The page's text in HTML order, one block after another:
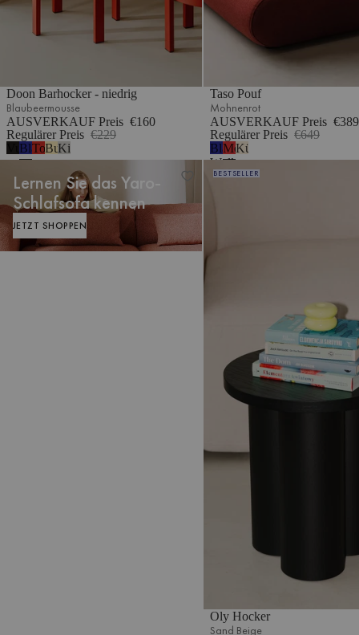
Doon Barhocker - niedrig
Blaubeermousse
AUSVERKAUF Preis €160
Regulärer Preis €229
Vulkanschwarz
Blaubeermousse
Tomatenrot
Buttergelb
Kieselgrau
Taso Pouf
Mohnenrot
AUSVERKAUF Preis €389
Regulärer Preis €649
Blaubeermousse
Wolle
Mohnenrot
Küstenbeige
Lernen Sie das Yaro-
Schlafsofa kennen
JETZT SHOPPEN
JETZT SHOPPEN
Oly Hocker
BESTSELLER
Oly Hocker
Sand Beige